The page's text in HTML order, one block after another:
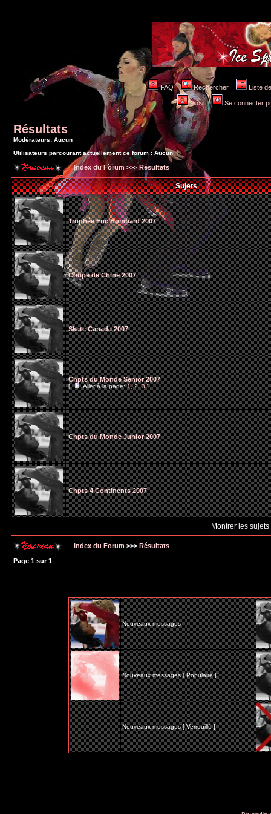
FAQ Rechercher Liste
Profil Se connecter
Résultats
Modérateurs: Aucun
Utilisateurs parcourant actuellement ce forum : Aucun
Index du Forum >>>Résultats
Sujets
Trophée Eric Bompard 2007
Coupe de Chine 2007
Skate Canada 2007
Chpts du Monde Senior 2007
[ Aller à la page:1,2,3]
Chpts du Monde Junior 2007
Chpts 4 Continents 2007
Montrer les
Index du Forum >>> Résultats
Page 1 sur1
Nouveaux messages
Nouveaux messages [ Populaire ]
Nouveaux messages [ Verrouillé ]